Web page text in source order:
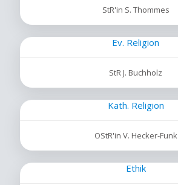
StR'in S. Thommes
Ev. Religion
StR J. Buchholz
Kath. Religion
OStR'in V. Hecker-Funk
Ethik